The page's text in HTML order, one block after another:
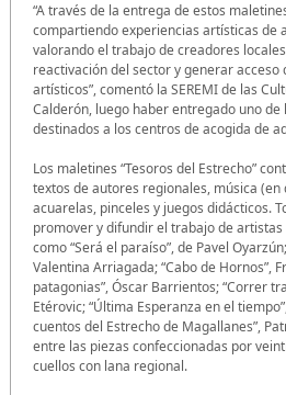
“A través de la entrega de estos
compartiendo experiencias artísticas de
valorando el trabajo de creadores
reactivación del sector y generar acceso
artísticos”, comentó la SEREMI de las
Calderón, luego haber entregado uno de
destinados a los centros de acogida de
Los maletines “Tesoros del Estrecho”
textos de autores regionales, música (en
acuarelas, pinceles y juegos didácticos.
promover y difundir el trabajo de
como “Será el paraíso”, de Pavel
Valentina Arriagada; “Cabo de Hornos”,
patagonias”, Óscar Barrientos; “Correr
Etérovic; “Última Esperanza en el
cuentos del Estrecho de Magallanes”,
entre las piezas confeccionadas por
cuellos con lana regional.